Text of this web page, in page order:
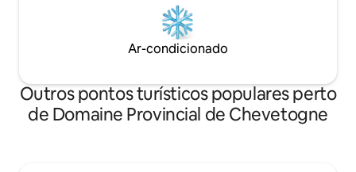
Ar-condicionado
Outros pontos turísticos populares perto
de Domaine Provincial de Chevetogne